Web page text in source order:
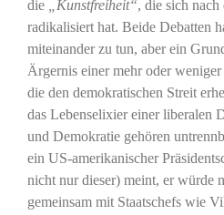
die
„Kunstfreiheit“, die sich
radikalisiert hat. Beide Debatten
miteinander zu tun, aber ein
Ärgernis einer mehr oder
die den demokratischen Streit
das Lebenselixier einer liberalen
und Demokratie gehören
ein US-amerikanischer
nicht nur dieser) meint, er würde
gemeinsam mit Staatschefs wie